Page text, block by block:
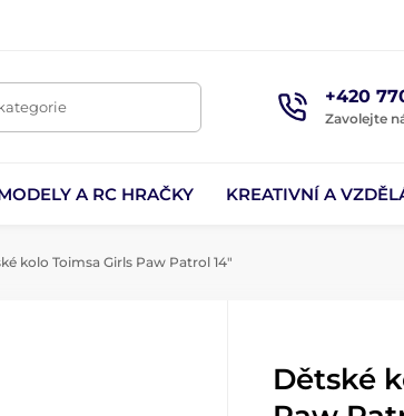
+420
Zavolejte
A RC HRAČKY KREATIVNÍ A
kolo Toimsa Girls Paw Patrol 14"
Dětské